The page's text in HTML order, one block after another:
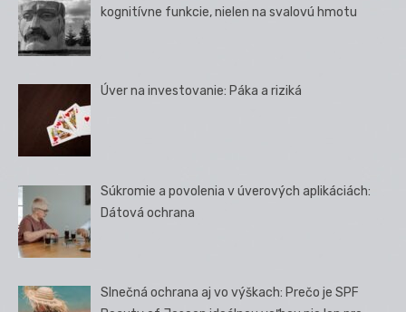
kognitívne funkcie, nielen na svalovú hmotu
Úver na investovanie: Páka a riziká
Súkromie a povolenia v úverových aplikáciách:
Dátová ochrana
Slnečná ochrana aj vo výškach: Prečo je SPF